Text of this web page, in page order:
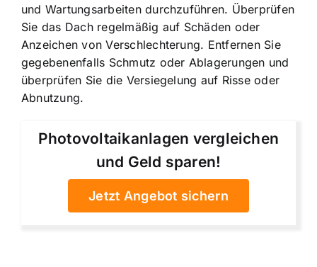
und Wartungsarbeiten durchzuführen. Überprüfen
Sie das Dach regelmäßig auf Schäden oder
Anzeichen von Verschlechterung. Entfernen Sie
gegebenenfalls Schmutz oder Ablagerungen und
überprüfen Sie die Versiegelung auf Risse oder
Abnutzung.
Photovoltaikanlagen vergleichen
und Geld sparen!
Jetzt Angebot sichern